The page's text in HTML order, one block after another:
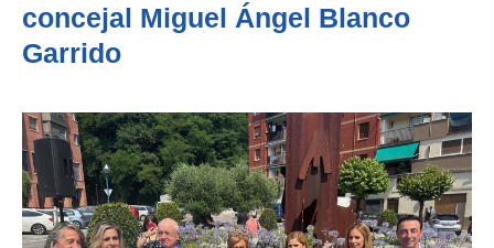
concejal Miguel Ángel Blanco
Garrido